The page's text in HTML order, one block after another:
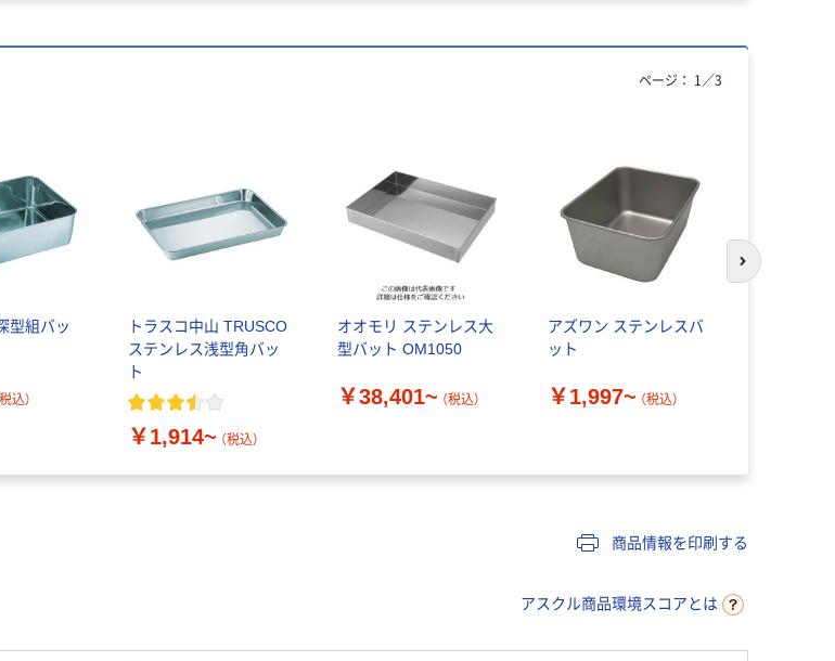
型組バッ
税込）
トラスコ中山 TRUSCO
ステンレス浅型角バッ
ト
￥1,914~ （税込）
オオモリ ステンレス大
型バット OM1050
￥38,401~ （税込）
アズワン ステンレスバ
ット
￥1,997~ （税込）
ページ： 1 ／3
次のスライド
商品情報を印刷する
アスクル商品環境スコアとは